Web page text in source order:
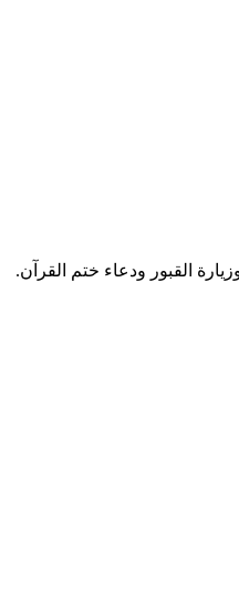
القبور ودعاء ختم القرآن.